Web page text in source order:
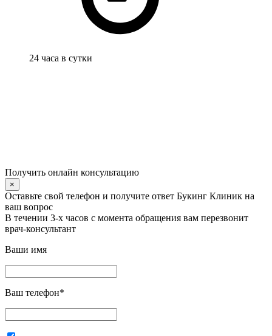
24 часа в сутки
Получить онлайн консультацию
×
Оставьте свой телефон и получите ответ Букинг Клиник на
ваш вопрос
В течении 3-х часов с момента обращения вам перезвонит
врач-консультант
Ваши имя
Ваш телефон*